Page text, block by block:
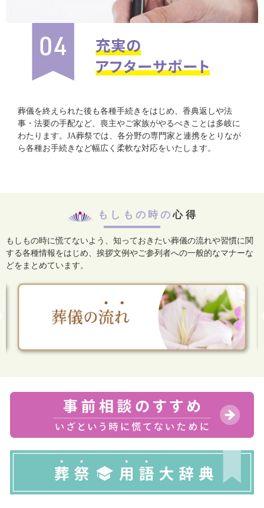
葬儀を終えられた後も各種手続きをはじめ、香典返しや法
事・法要の手配など、喪主やご家族がやるべきことは多岐に
わたります。JA葬祭では、各分野の専門家と連携をとりなが
ら各種お手続きなど幅広く柔軟な対応をいたします。
もしもの時の心得
もしもの時に慌てないよう、知っておきたい葬儀の流れや習慣に関
する各種情報をはじめ、 挨拶文例やご参列者への一般的なマナーな
どをまとめています。